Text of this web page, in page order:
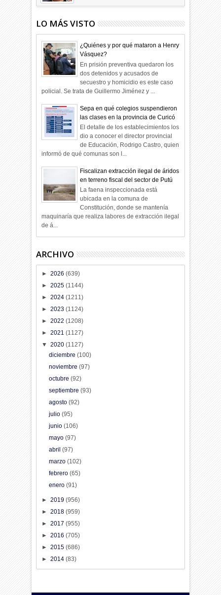
LO MÁS VISTO
¿Quiénes y por qué mataron a Henry
Vásquez?
En prisión preventiva quedaron los
dos detenidos y acusados de
secuestro y homicidio es este caso
policial. Se trata de Guillermo Jiménez y ...
Sepa en qué colegios suspendieron
las clases en la provincia de Curicó
El detalle de los establecimientos los
dio a conocer el director provincial
de Educación, Rodrigo Castro, quien
informó de qué comunas son l...
Fiscalizan extracción ilegal de áridos
en terreno fiscal del sector de Putú
La faena inspeccionada está
ubicada en la comuna de
Constitución, donde se mantenía
maquinaría que realiza labores de extracción ilegal
de á...
ARCHIVO
►2026(639)
►2025(1144)
►2024(1211)
►2023(1124)
►2022(1208)
►2021(1127)
▼2020(1127)
diciembre (100)
noviembre (97)
octubre (92)
septiembre (93)
agosto (92)
julio (95)
junio (106)
mayo (97)
abril (97)
marzo (102)
febrero (65)
enero (91)
►2019(956)
►2018(959)
►2017(955)
►2016(705)
►2015(686)
►2014(83)